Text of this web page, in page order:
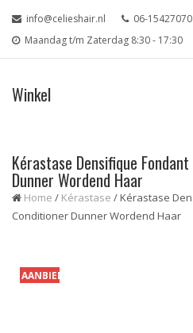
info@celieshair.nl
06-15427070
Maandag t/m Zaterdag 8:30 - 17:30
Winkel
Kérastase Densifique
Dunner Wordend Haar
Home / Kérastase / Kérastase
Conditioner Dunner Wordend Haar
AANBIEDING!